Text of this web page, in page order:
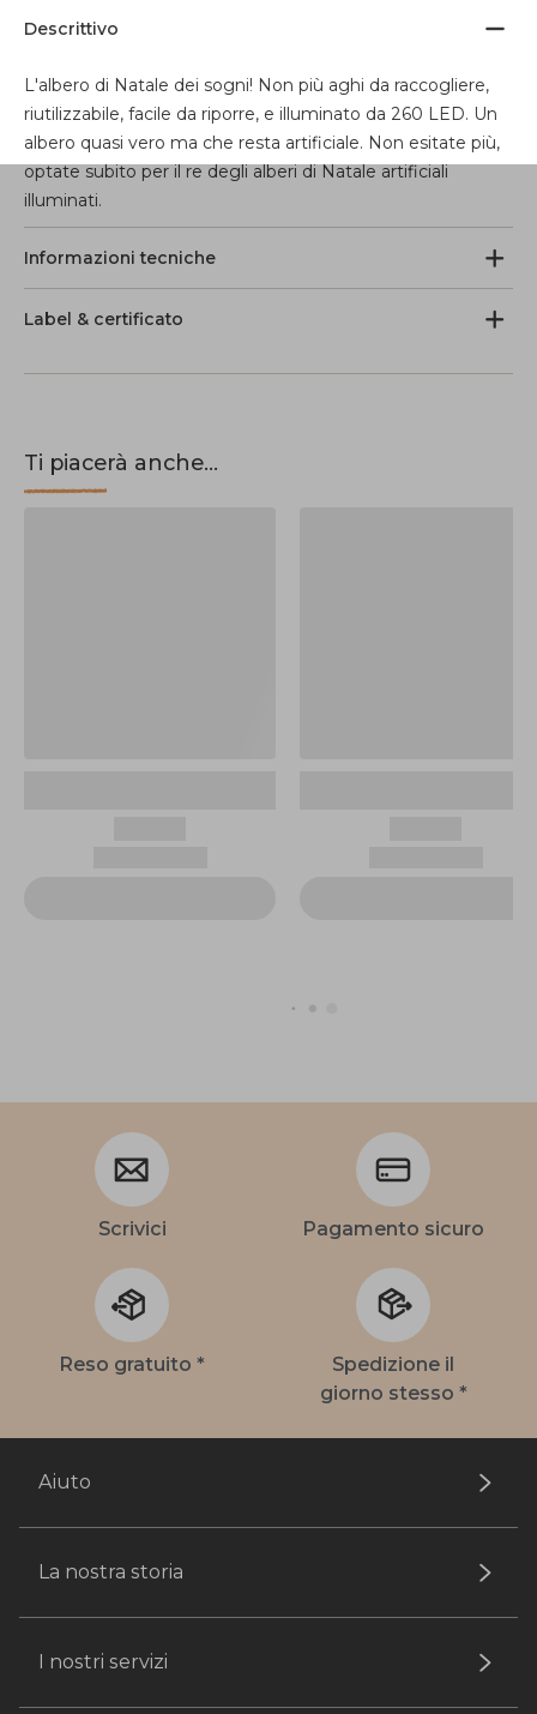
Descrittivo
L'albero di Natale dei sogni! Non più aghi da raccogliere,
riutilizzabile, facile da riporre, e illuminato da 260 LED. Un
albero quasi vero ma che resta artificiale. Non esitate più,
optate subito per il re degli alberi di Natale artificiali
illuminati.
Informazioni tecniche
Label & certificato
Ti piacerà anche...
Scrivici Pagamento sicuro
Reso gratuito *
Spedizione il
giorno stesso *
Aiuto
La nostra storia
I nostri servizi